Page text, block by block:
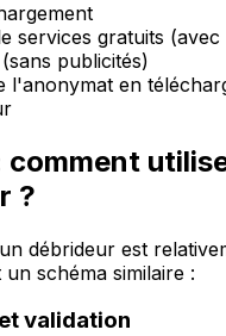
services gratuits
publicités)
l'anonymat en
comment
?
débrideur est
schéma similaire :
validation